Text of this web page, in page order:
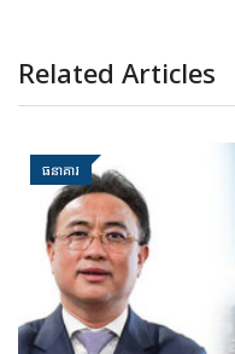
Related Articles
ធនាគារ